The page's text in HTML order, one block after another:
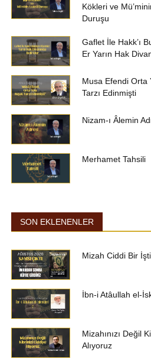
Kökleri ve
Duruşu
Gaflet İle Hakk’ı
Er Yarın Hak
Musa Efendi Orta
Tarzı Edinmişti
Nizam-ı Âlemin
Merhamet Tahsili
SON EKLENENLER
Mizah Ciddi Bir
İbn-i Atâullah el-
Mizahınızı Değil
Alıyoruz